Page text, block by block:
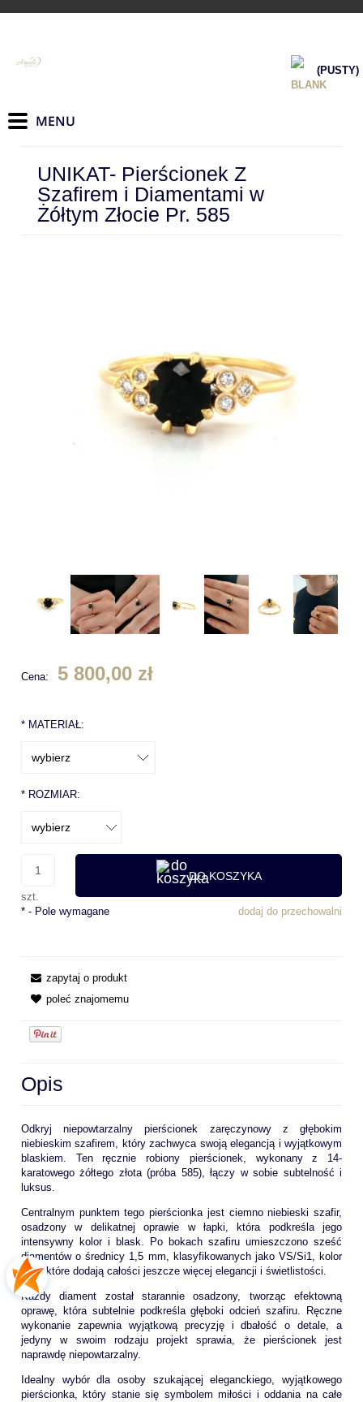
(PUSTY)
UNIKAT- Pierścionek Z
Szafirem i Diamentami w
Żółtym Złocie Pr. 585
Cena: 5 800,00 zł
* MATERIAŁ:
* ROZMIAR:
szt.
DO KOSZYKA
dodaj do przechowalni
* - Pole wymagane
zapytaj o produkt
poleć znajomemu
Opis
Odkryj niepowtarzalny pierścionek zaręczynowy z głębokim
niebieskim szafirem, który zachwyca swoją elegancją i wyjątkowym
blaskiem. Ten ręcznie robiony pierścionek, wykonany z 14-
karatowego żółtego złota (próba 585), łączy w sobie subtelność i
luksus.
Centralnym punktem tego pierścionka jest ciemno niebieski szafir,
osadzony w delikatnej oprawie w łapki, która podkreśla jego
intensywny kolor i blask. Po bokach szafiru umieszczono sześć
diamentów o średnicy 1,5 mm, klasyfikowanych jako VS/Si1, kolor
G-H, które dodają całości jeszcze więcej elegancji i świetlistości.
Każdy diament został starannie osadzony, tworząc efektowną
oprawę, która subtelnie podkreśla głęboki odcień szafiru. Ręczne
wykonanie zapewnia wyjątkową precyzję i dbałość o detale, a
jedyny w swoim rodzaju projekt sprawia, że pierścionek jest
naprawdę niepowtarzalny.
Idealny wybór dla osoby szukającej eleganckiego, wyjątkowego
pierścionka, który stanie się symbolem miłości i oddania na całe